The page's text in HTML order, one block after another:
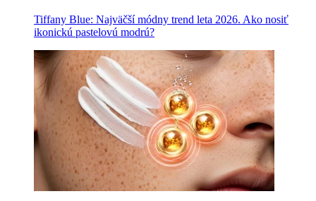
Tiffany Blue: Najväčší módny trend leta 2026. Ako nosiť
ikonickú pastelovú modrú?